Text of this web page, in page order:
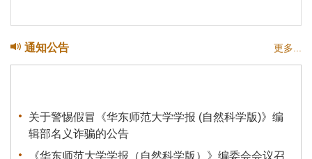
通知公告 更多...
关于警惕假冒《华东师范大学学报 (自然科学版)》编
辑部名义诈骗的公告
《华东师范大学学报（自然科学版）》编委会会议召